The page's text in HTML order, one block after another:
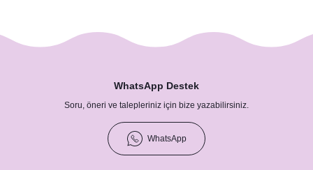
WhatsApp Destek
Soru, öneri ve talepleriniz için bize yazabilirsiniz.
WhatsApp